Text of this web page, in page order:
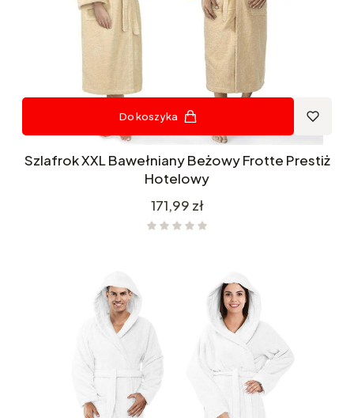
Do koszyka
Szlafrok XXL Bawełniany Beżowy Frotte Prestiż
Hotelowy
Cena
171,99 zł